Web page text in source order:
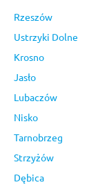
Rzeszów
Ustrzyki Dolne
Krosno
Jasło
Lubaczów
Nisko
Tarnobrzeg
Strzyżów
Dębica